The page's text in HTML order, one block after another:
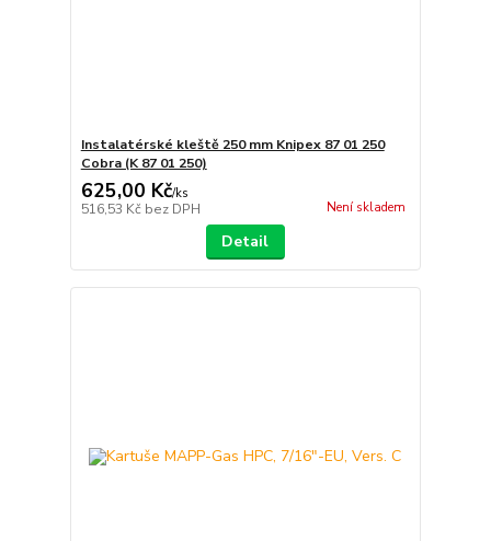
Instalatérské kleště 250 mm Knipex 87 01 250
Cobra (K 87 01 250)
625,00 Kč/ks
516,53 Kč bez DPH Není skladem
Detail